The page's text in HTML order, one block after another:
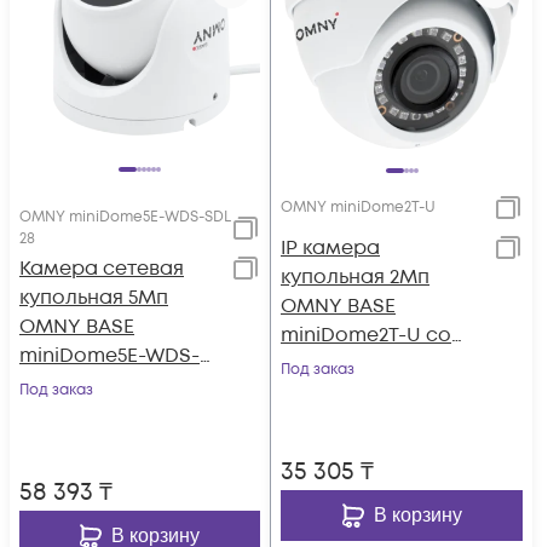
OMNY miniDome5E-WDS-SDL
28
Камера сетевая
купольная 5Мп
OMNY BASE
miniDome5E-WDS-
SDL 28 с двойной
Под заказ
58 393 ₸
В корзину
OMNY miniDome2T-U
IP камера
купольная 2Мп
OMNY BASE
miniDome2Т-U со
встроенным
Под заказ
35 305 ₸
В корзину